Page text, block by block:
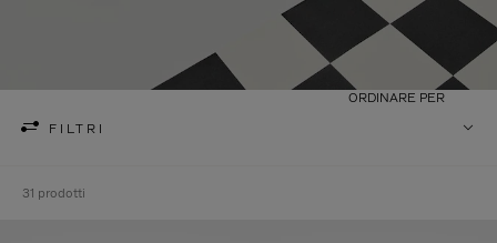
FILTRI
ORDINARE PER
31 prodotti